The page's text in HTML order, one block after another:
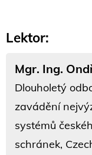
Lektor:
Mgr. Ing.
Dlouholetý
zavádění
systémů
schránek,